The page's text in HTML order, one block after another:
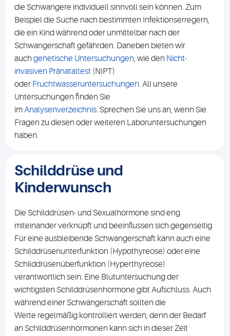
die Schwangere individuell sinnvoll sein können. Zum
Beispiel die Suche nach bestimmten Infektionserregern,
die ein Kind während oder unmittelbar nach der
Schwangerschaft gefährden. Daneben bieten wir
auch genetische Untersuchungen, wie den Nicht-
invasiven Pränataltest (NIPT)
oder Fruchtwasseruntersuchungen. All unsere
Untersuchungen finden Sie
imAnalysenverzeichnis. Sprechen Sie uns an, wenn Sie
Fragen zu diesen oder weiteren Laboruntersuchungen
haben.
Schilddrüse und
Kinderwunsch
Die Schilddrüsen- und Sexualhormone sind eng
miteinander verknüpft und beeinflussen sich gegenseitig.
Für eine ausbleibende Schwangerschaft kann auch eine
Schilddrüsenunterfunktion (Hypothyreose) oder eine
Schilddrüsenüberfunktion (Hyperthyreose)
verantwortlich sein. Eine Blutuntersuchung der
wichtigsten Schilddrüsenhormone gibt Aufschluss. Auch
während einer Schwangerschaft sollten die
Werte regelmäßig kontrolliert werden, denn der Bedarf
an Schilddrüsenhormonen kann sich in dieser Zeit